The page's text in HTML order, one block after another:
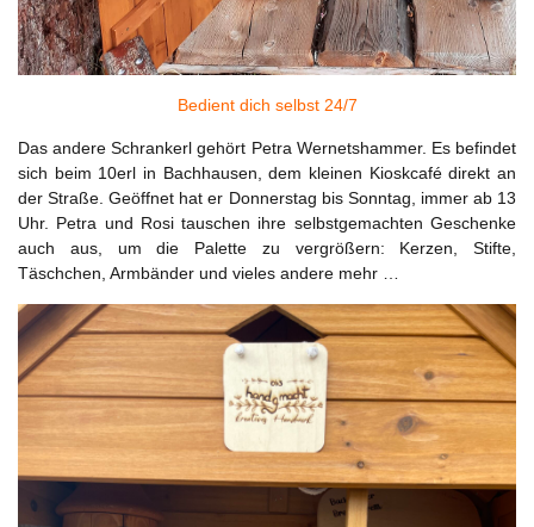
Bedient dich selbst 24/7
Das andere Schrankerl gehört Petra Wernetshammer. Es befindet
sich beim 10erl in Bachhausen, dem kleinen Kioskcafé direkt an
der Straße. Geöffnet hat er Donnerstag bis Sonntag, immer ab 13
Uhr. Petra und Rosi tauschen ihre selbstgemachten Geschenke
auch aus, um die Palette zu vergrößern: Kerzen, Stifte,
Täschchen, Armbänder und vieles andere mehr …